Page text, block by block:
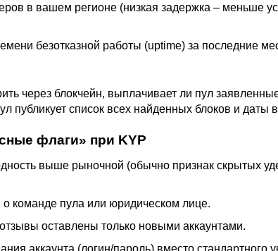
в вашем регионе (низкая задержка – меньше
безотказной работы (uptime) за последние
через блокчейн, выплачивает ли пул
публикует список всех найденных блоков и даты
флаги» при KYP
выше рыночной (обычно признак скрытых
команде пула или юридическом лице.
оставлены только новыми аккаунтами.
аккаунта (логин/пароль) вместо стандартного